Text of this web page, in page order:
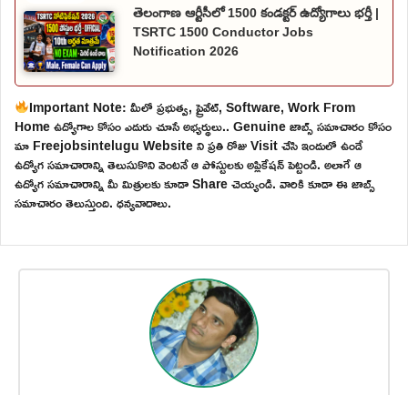
తెలంగాణ ఆర్టీసీలో 1500 కండక్టర్ ఉద్యోగాలు భర్తీ |
TSRTC 1500 Conductor Jobs
Notification 2026
Important Note: మీలో ప్రభుత్వ, ప్రైవేట్, Software, Work From
Home ఉద్యోగాల కోసం ఎదురు చూసే అభ్యర్థులు.. Genuine జాబ్స్ సమాచారం కోసం
మా Freejobsintelugu Website ని ప్రతి రోజు Visit చేసి ఇందులో ఉండే
ఉద్యోగ సమాచారాన్ని తెలుసుకొని వెంటనే ఆ పోస్టులకు అప్లికేషన్ పెట్టండి. అలాగే ఆ
ఉద్యోగ సమాచారాన్ని మీ మిత్రులకు కూడా Share చెయ్యండి. వారికి కూడా ఈ జాబ్స్
సమాచారం తెలుస్తుంది. ధన్యవాదాలు.